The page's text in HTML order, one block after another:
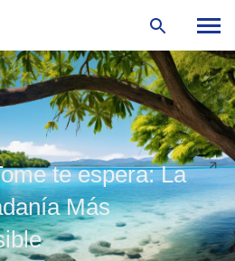
te espera: La
Más